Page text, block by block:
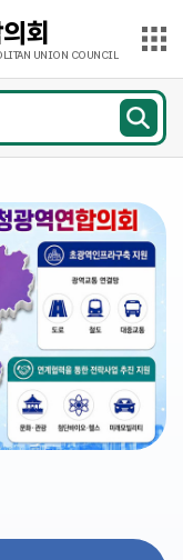
회
UNION COUNCIL